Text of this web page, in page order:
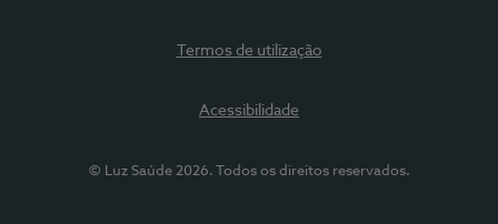
Termos de utilização
Acessibilidade
© Luz Saúde 2026. Todos os direitos reservados.